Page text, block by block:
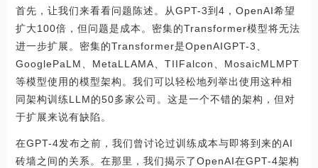
首先，让我们来看看问题陈述。从GPT-3到4，OpenAI希望
扩大100倍，但问题是成本。密集的Transformer模型将无法
进一步扩展。密集的Transformer是OpenAIGPT-3、
GooglePaLM、MetaLLAMA、TIIFalcon、MosaicMLMPT
等模型使用的模型架构。我们可以轻松地列举出使用这种相
同架构训练LLM的50多家公司。这是一个不错的架构，但对
于扩展来说有缺陷。
在GPT-4发布之前，我们曾讨论过训练成本与即将到来的AI
砖墙之间的关系。在那里，我们揭示了OpenAI在GPT-4架构